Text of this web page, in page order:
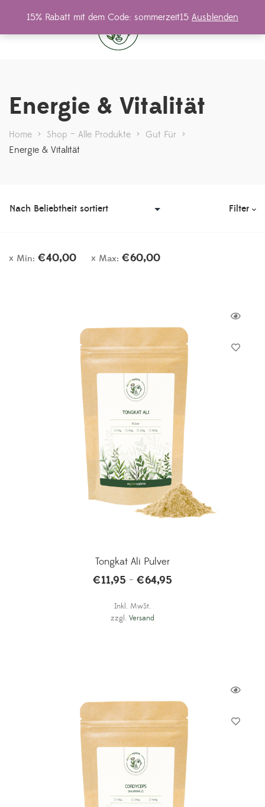
Energie & Vitalität
Home > Shop – Alle Produkte > Gut Für >
Energie & Vitalität
Filter
Min: €40,00 Max: €60,00
Tongkat Ali Pulver
€11,95 – €64,95
Inkl. MwSt.
zzgl. Versand
15% Rabatt mit dem Code: sommerzeit15 Ausblenden